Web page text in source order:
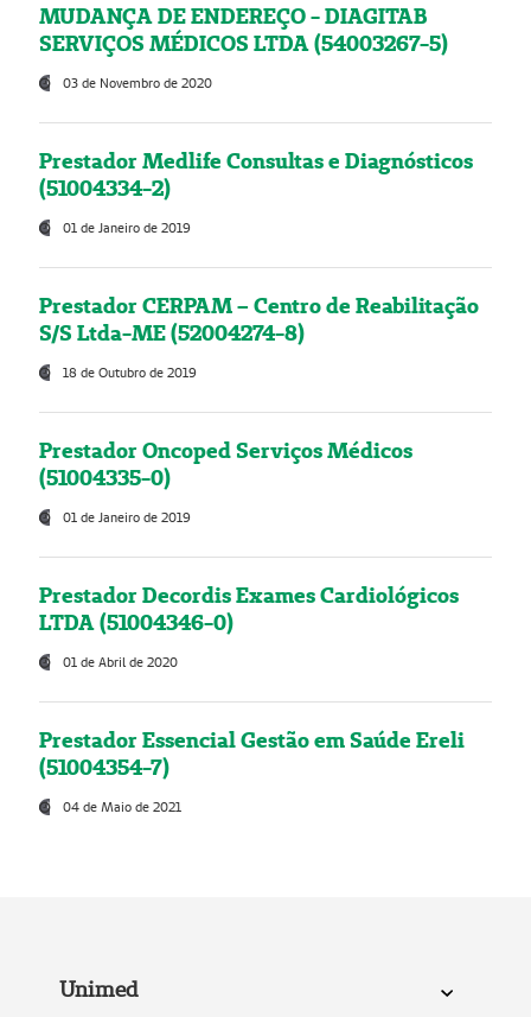
MUDANÇA DE ENDEREÇO - DIAGITAB
SERVIÇOS MÉDICOS LTDA (54003267-5)
03 de Novembro de 2020
Prestador Medlife Consultas e Diagnósticos
(51004334-2)
01 de Janeiro de 2019
Prestador CERPAM – Centro de Reabilitação
S/S Ltda-ME (52004274-8)
18 de Outubro de 2019
Prestador Oncoped Serviços Médicos
(51004335-0)
01 de Janeiro de 2019
Prestador Decordis Exames Cardiológicos
LTDA (51004346-0)
01 de Abril de 2020
Prestador Essencial Gestão em Saúde Ereli
(51004354-7)
04 de Maio de 2021
Unimed